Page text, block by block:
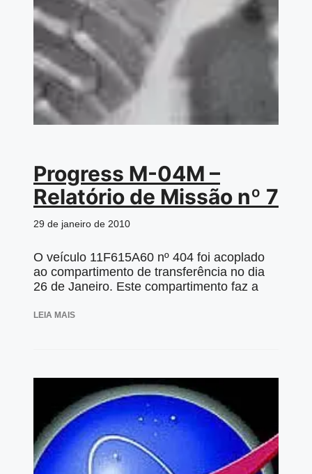
Progress M-04M –
Relatório de Missão nº 7
29 de janeiro de 2010
O veículo 11F615А60 nº 404 foi acoplado
ao compartimento de transferência no dia
26 de Janeiro. Este compartimento faz a
LEIA MAIS